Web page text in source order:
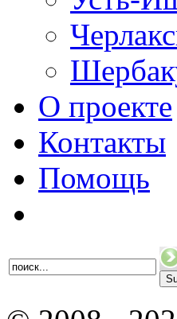
О проекте
Контакты
Помощь